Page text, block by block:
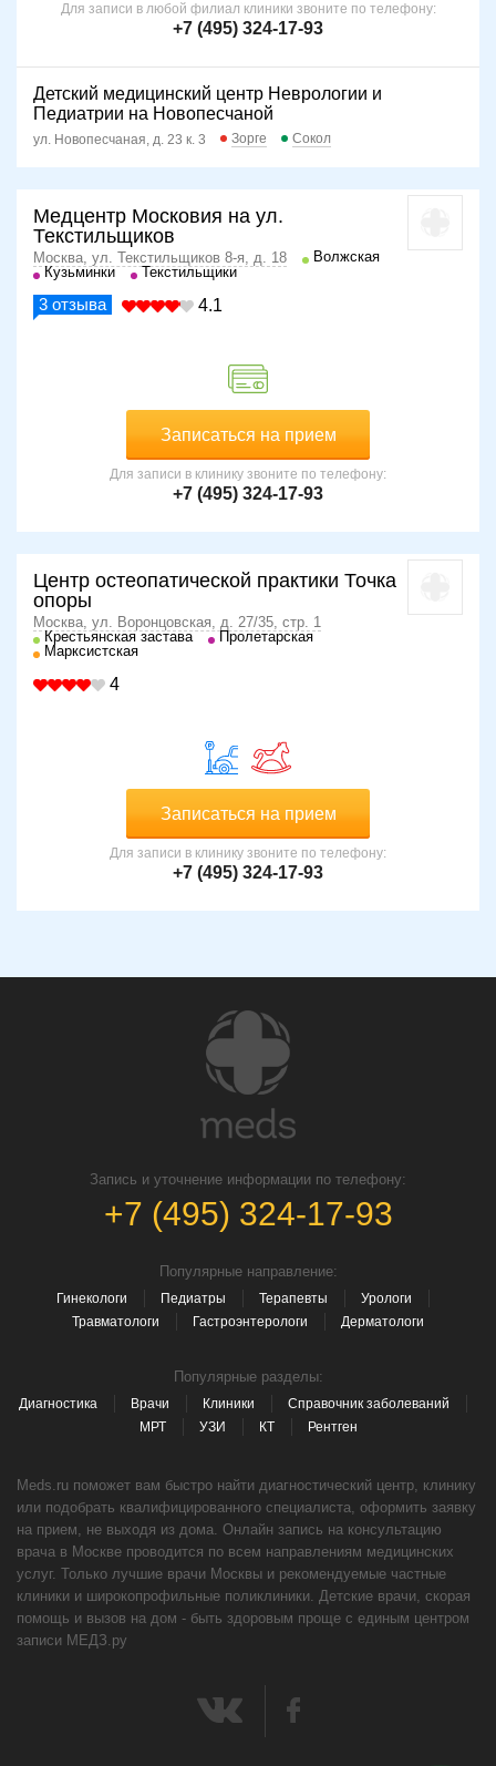
Для записи в любой филиал клиники звоните по телефону:
+7 (495) 324-17-93
Детский медицинский центр Неврологии и
Педиатрии на Новопесчаной
ул. Новопесчаная, д. 23 к. 3 Зорге Сокол
Медцентр Московия на ул.
Текстильщиков
Москва, ул. Текстильщиков 8-я, д. 18
Волжская
Кузьминки
Текстильщики
3 отзыва 4.1
Записаться на прием
Для записи в клинику звоните по телефону:
+7 (495) 324-17-93
Центр остеопатической практики Точка
опоры
Москва, ул. Воронцовская, д. 27/35, стр. 1
Крестьянская застава
Пролетарская
Марксистская
4
Записаться на прием
Для записи в клинику звоните по телефону:
+7 (495) 324-17-93
Запись и уточнение информации по телефону:
+7 (495) 324-17-93
Популярные направление:
Гинекологи Педиатры Терапевты
Урологи
Травматологи
Гастроэнтерологи Дерматологи
Популярные разделы:
Диагностика Врачи Клиники
Справочник заболеваний
МРТ
УЗИ КТ Рентген
Meds.ru поможет вам быстро найти диагностический центр, клинику
или подобрать квалифицированного специалиста, оформить заявку
на прием, не выходя из дома. Онлайн запись на консультацию
врача в Москве проводится по всем направлениям медицинских
услуг. Только лучшие врачи Москвы и рекомендуемые частные
клиники и широкопрофильные поликлиники. Детские врачи, скорая
помощь и вызов на дом - быть здоровым проще с единым центром
записи МЕДЗ.ру